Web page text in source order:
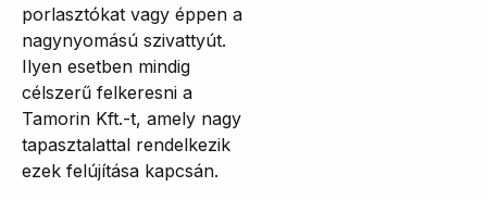
porlasztókat vagy éppen a
nagynyomású szivattyút.
Ilyen esetben mindig
célszerű felkeresni a
Tamorin Kft.-t, amely nagy
tapasztalattal rendelkezik
ezek felújítása kapcsán.